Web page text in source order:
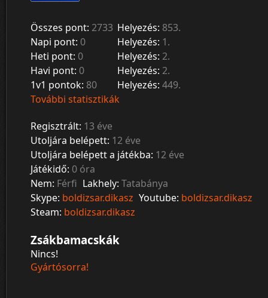
Összes pont: 2733 Helyezés: 853.
Napi pont: 0 Helyezés: 1.
Heti pont: 0 Helyezés: 2.
Havi pont: 0 Helyezés: 2.
1v1 pontok: 80 Helyezés: 449.
További statisztikák
Regisztrált: 13 éve
Utoljára belépett: 12 éve
Utoljára belépett a játékba: 12 éve
Játékidő: 0 óra
Nem: Férfi Lakhely: Tatabánya
Skype: boldizsar.dikasz Youtube: boldizsar.dikasz
Steam: boldizsar.dikasz
Zsákbamacskák
Nincs!
Gyártósorra!